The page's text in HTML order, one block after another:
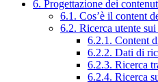
6. Progettazione dei
6.1. Cos’è il content
6.2. Ricerca utente
6.2.1. Content
6.2.2. Dati di
6.2.3. Ricerca
6.2.4. Ricerca